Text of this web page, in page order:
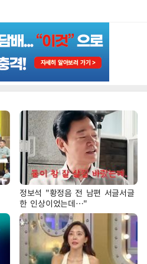
정보석 "황정음 전 남편 서글서글
한 인상이었는데…"